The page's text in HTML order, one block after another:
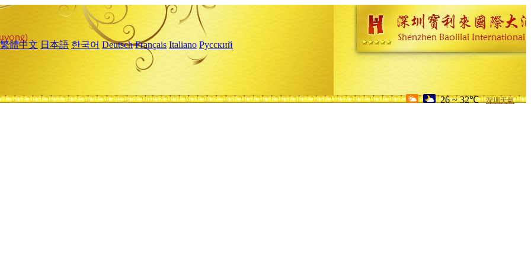
繁體中文 日本語 한국어 Deutsch Français Italiano Русский
26 ~ 32℃ 深圳天氣